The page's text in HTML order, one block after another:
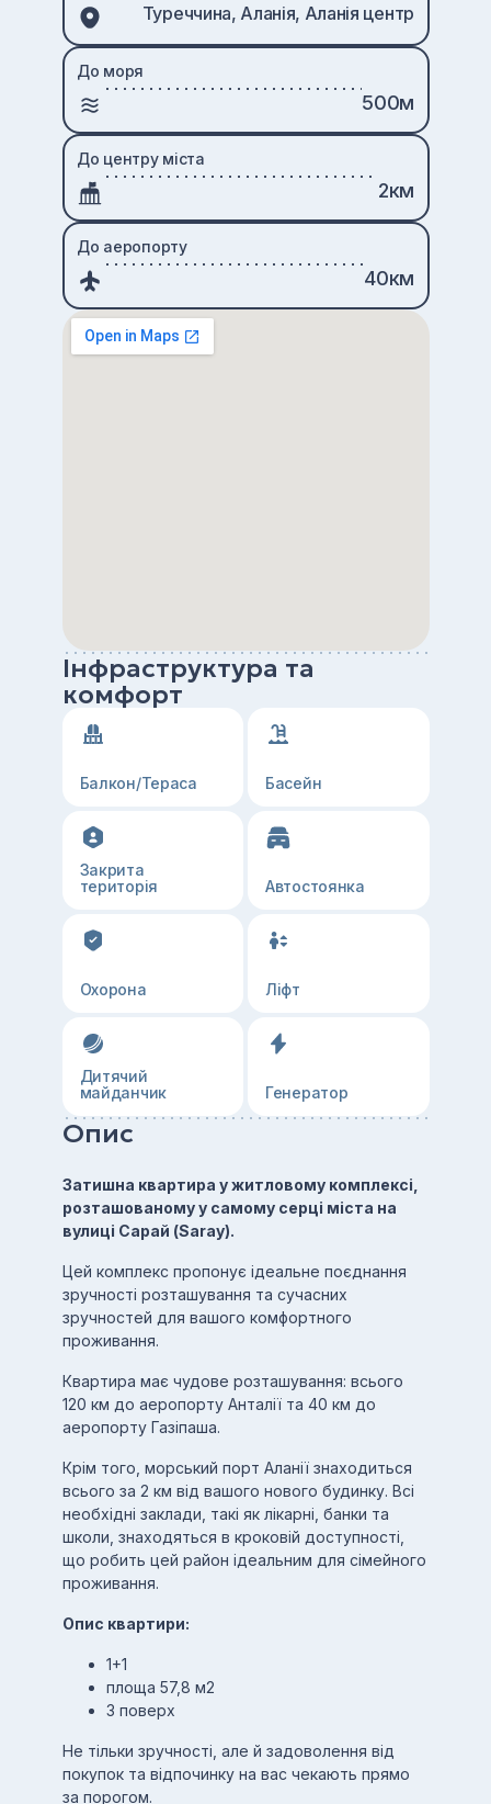
Туреччина, Аланія, Аланія центр
До моря
500м
До центру міста
2км
До аеропорту
40км
Інфраструктура та
комфорт
Балкон/Тераса Басейн
Закрита
територія
Автостоянка
Охорона Ліфт
Дитячий
майданчик
Генератор
Опис
Затишна квартира у житловому комплексі,
розташованому у самому серці міста на
вулиці Сарай (Saray).
Цей комплекс пропонує ідеальне поєднання
зручності розташування та сучасних
зручностей для вашого комфортного
проживання.
Квартира має чудове розташування: всього
120 км до аеропорту Анталії та 40 км до
аеропорту Газіпаша.
Крім того, морський порт Аланії знаходиться
всього за 2 км від вашого нового будинку. Всі
необхідні заклади, такі як лікарні, банки та
школи, знаходяться в кроковій доступності,
що робить цей район ідеальним для сімейного
проживання.
Опис квартири:
1+1
площа 57,8 м2
3 поверх
Не тільки зручності, але й задоволення від
покупок та відпочинку на вас чекають прямо
за порогом.